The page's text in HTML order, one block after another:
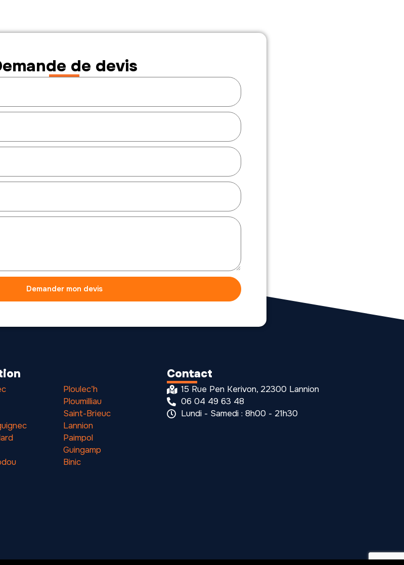
de devis
Demander mon devis
Ploulec’h
Ploumilliau
Saint-Brieuc
Lannion
Paimpol
Guingamp
Binic
Contact
15 Rue Pen Kerivon, 22300 Lannion
06 04 49 63 48
Lundi - Samedi : 8h00 - 21h30